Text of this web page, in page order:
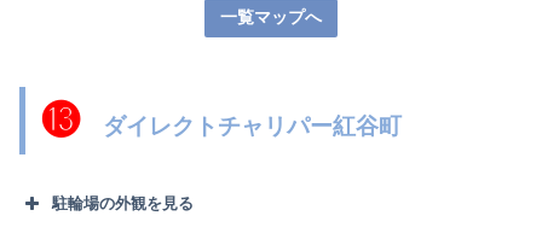
一覧マップへ
⓭ダイレクトチャリパー紅谷町
駐輪場の外観を見る